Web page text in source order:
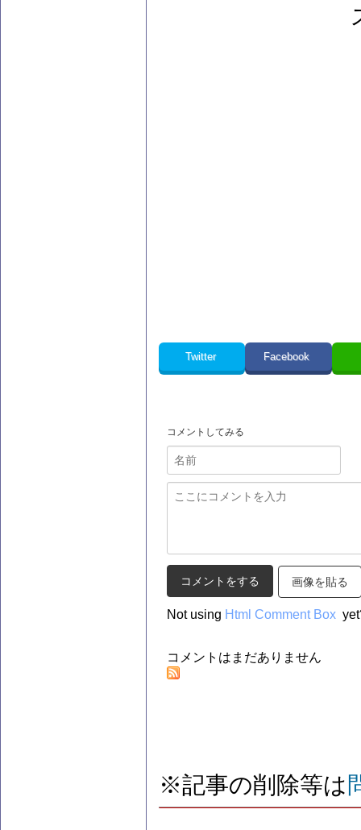
Twitter Facebook
コメントしてみる
画像を貼る
Not using Html Comment Box
コメントはまだありません
※記事の削除等は